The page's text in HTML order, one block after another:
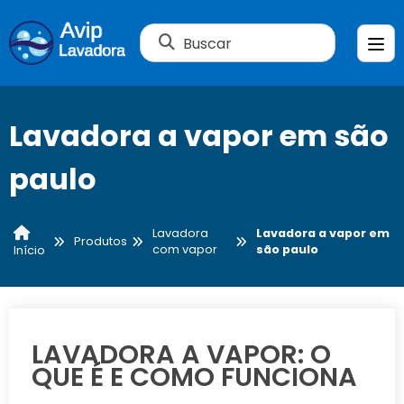
Buscar
Lavadora a vapor em são
paulo
Início
Produtos
Lavadora
com vapor
Lavadora a vapor em
são paulo
LAVADORA A VAPOR: O
QUE É E COMO FUNCIONA